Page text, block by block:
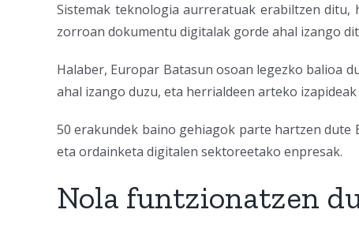
Sistemak teknologia aurreratuak erabiltzen
zorroan dokumentu digitalak gorde ahal izango
Halaber, Europar Batasun osoan legezko balioa
ahal izango duzu, eta herrialdeen arteko
50 erakundek baino gehiagok parte hartzen
eta ordainketa digitalen sektoreetako enpresak.
Nola funtzionatzen